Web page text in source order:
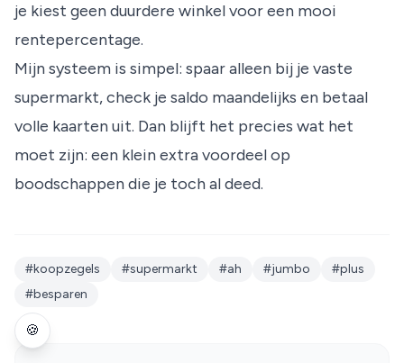
je kiest geen duurdere winkel voor een mooi
rentepercentage.
Mijn systeem is simpel: spaar alleen bij je vaste
supermarkt, check je saldo maandelijks en betaal
volle kaarten uit. Dan blijft het precies wat het
moet zijn: een klein extra voordeel op
boodschappen die je toch al deed.
#koopzegels #supermarkt #ah #jumbo
#plus
#besparen
🍪